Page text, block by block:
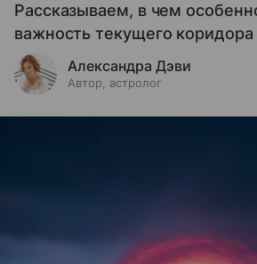
Рассказываем, в чем
важность текущего коридора
Александра Дэви
Автор, астролог